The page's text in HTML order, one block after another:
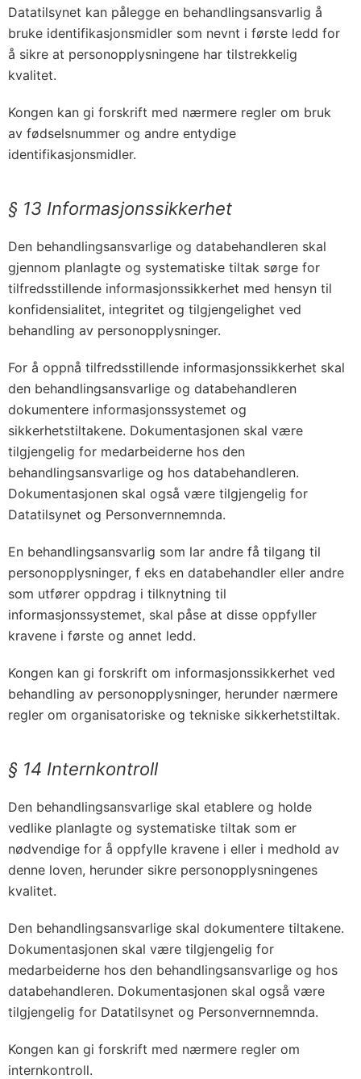
Datatilsynet kan pålegge en behandlingsansvarlig å
bruke identifikasjonsmidler som nevnt i første ledd for
å sikre at personopplysningene har tilstrekkelig
kvalitet.
Kongen kan gi forskrift med nærmere regler om bruk
av fødselsnummer og andre entydige
identifikasjonsmidler.
§ 13 Informasjonssikkerhet
Den behandlingsansvarlige og databehandleren skal
gjennom planlagte og systematiske tiltak sørge for
tilfredsstillende informasjonssikkerhet med hensyn til
konfidensialitet, integritet og tilgjengelighet ved
behandling av personopplysninger.
For å oppnå tilfredsstillende informasjonssikkerhet skal
den behandlingsansvarlige og databehandleren
dokumentere informasjonssystemet og
sikkerhetstiltakene. Dokumentasjonen skal være
tilgjengelig for medarbeiderne hos den
behandlingsansvarlige og hos databehandleren.
Dokumentasjonen skal også være tilgjengelig for
Datatilsynet og Personvernnemnda.
En behandlingsansvarlig som lar andre få tilgang til
personopplysninger, f eks en databehandler eller andre
som utfører oppdrag i tilknytning til
informasjonssystemet, skal påse at disse oppfyller
kravene i første og annet ledd.
Kongen kan gi forskrift om informasjonssikkerhet ved
behandling av personopplysninger, herunder nærmere
regler om organisatoriske og tekniske sikkerhetstiltak.
§ 14 Internkontroll
Den behandlingsansvarlige skal etablere og holde
vedlike planlagte og systematiske tiltak som er
nødvendige for å oppfylle kravene i eller i medhold av
denne loven, herunder sikre personopplysningenes
kvalitet.
Den behandlingsansvarlige skal dokumentere tiltakene.
Dokumentasjonen skal være tilgjengelig for
medarbeiderne hos den behandlingsansvarlige og hos
databehandleren. Dokumentasjonen skal også være
tilgjengelig for Datatilsynet og Personvernnemnda.
Kongen kan gi forskrift med nærmere regler om
internkontroll.